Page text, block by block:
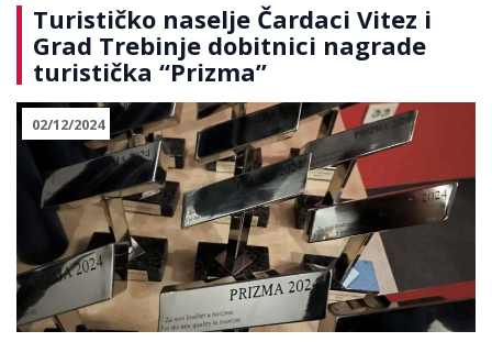
Turističko naselje Čardaci Vitez i
Grad Trebinje dobitnici nagrade
turistička “Prizma”
02/12/2024